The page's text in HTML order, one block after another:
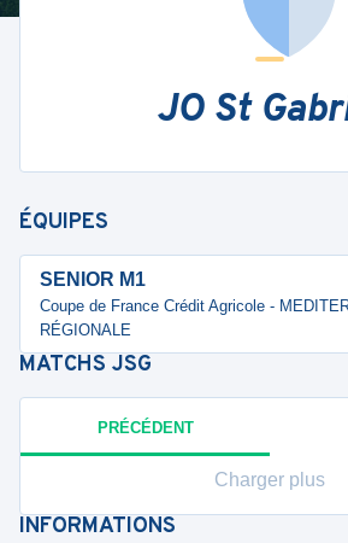
JO St
ÉQUIPES
SENIOR M1
Coupe de France Crédit Agricole -
RÉGIONALE
MATCHS JSG
PRÉCÉDENT
Charger plus
INFORMATIONS